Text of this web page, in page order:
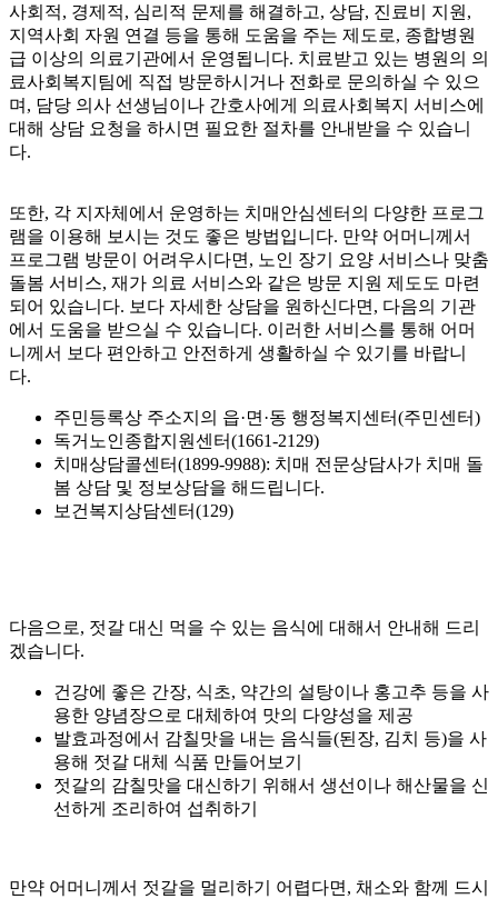
사회적, 경제적, 심리적 문제를 해결하고, 상담, 진료비 지원,
지역사회 자원 연결 등을 통해 도움을 주는 제도로, 종합병원
급 이상의 의료기관에서 운영됩니다. 치료받고 있는 병원의 의
료사회복지팀에 직접 방문하시거나 전화로 문의하실 수 있으
며, 담당 의사 선생님이나 간호사에게 의료사회복지 서비스에
대해 상담 요청을 하시면 필요한 절차를 안내받을 수 있습니
다.
또한, 각 지자체에서 운영하는 치매안심센터의 다양한 프로그
램을 이용해 보시는 것도 좋은 방법입니다. 만약 어머니께서
프로그램 방문이 어려우시다면, 노인 장기 요양 서비스나 맞춤
돌봄 서비스, 재가 의료 서비스와 같은 방문 지원 제도도 마련
되어 있습니다. 보다 자세한 상담을 원하신다면, 다음의 기관
에서 도움을 받으실 수 있습니다. 이러한 서비스를 통해 어머
니께서 보다 편안하고 안전하게 생활하실 수 있기를 바랍니
다.
주민등록상 주소지의 읍·면·동 행정복지센터(주민센터)
독거노인종합지원센터(1661-2129)
치매상담콜센터(1899-9988): 치매 전문상담사가 치매 돌
봄 상담 및 정보상담을 해드립니다.
보건복지상담센터(129)
다음으로, 젓갈 대신 먹을 수 있는 음식에 대해서 안내해 드리
겠습니다.
건강에 좋은 간장, 식초, 약간의 설탕이나 홍고추 등을 사
용한 양념장으로 대체하여 맛의 다양성을 제공
발효과정에서 감칠맛을 내는 음식들(된장, 김치 등)을 사
용해 젓갈 대체 식품 만들어보기
젓갈의 감칠맛을 대신하기 위해서 생선이나 해산물을 신
선하게 조리하여 섭취하기
만약 어머니께서 젓갈을 멀리하기 어렵다면, 채소와 함께 드시